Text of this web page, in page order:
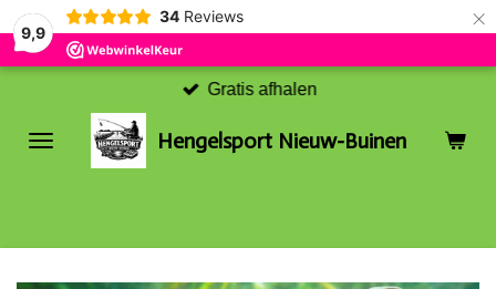
9,9
34 Reviews ×
Hengelsport Nieuw-Buinen
Gratis afhalen